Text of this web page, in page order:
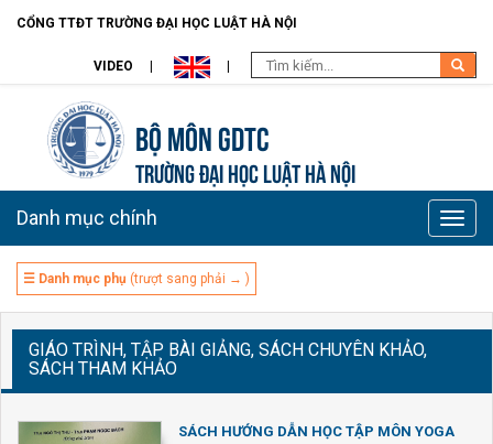
CỔNG TTĐT TRƯỜNG ĐẠI HỌC LUẬT HÀ NỘI
VIDEO
Bộ môn GDTC
TRƯỜNG ĐẠI HỌC LUẬT HÀ NỘI
Toggle
Danh mục chính
☰ Danh mục phụ (trượt sang phải → )
GIÁO TRÌNH, TẬP BÀI GIẢNG, SÁCH CHUYÊN KHẢO,
SÁCH THAM KHẢO
SÁCH HƯỚNG DẪN HỌC TẬP MÔN YOGA